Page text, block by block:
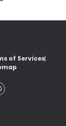
of Services